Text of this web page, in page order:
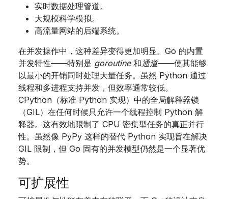
实时数据处理管道。
大规模科学模拟。
高流量网站的后端系统。
在并发操作中，这种差异变得更加明显。Go 的内置
并发特性——特别是 goroutine和通道——使其能够
以最小的开销同时处理大量任务。虽然 Python 通过
线程和多进程支持并发，但效率通常较低。
CPython（标准 Python 实现）中的全局解释器锁
（GIL）在任何时候只允许一个线程控制 Python 解
释器。这有效地限制了 CPU 密集型任务的真正并行
性。虽然像 PyPy 这样的替代 Python 实现旨在解决
GIL 限制，但 Go 固有的并发模型仍然是一个显著优
势。
可扩展性